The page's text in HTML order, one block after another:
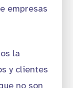
empresas
la
y clientes
no son